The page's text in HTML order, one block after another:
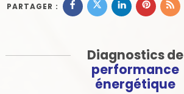
PARTAGER :
Diagnostics de
performance
énergétique